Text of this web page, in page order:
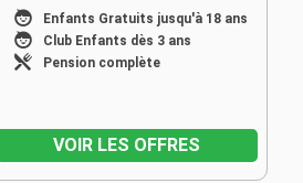
Enfants Gratuits jusqu'à 18 ans
Club Enfants dès 3 ans
Pension complète
VOIR LES OFFRES